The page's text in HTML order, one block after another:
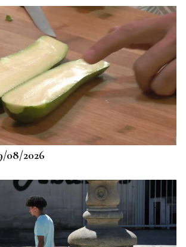
en aguas de Ceuta y son ya 83
la entrada masiva de migrantes
08/2026